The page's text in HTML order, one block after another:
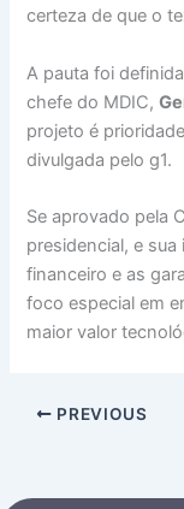
certeza de que o
A pauta foi
chefe do MDIC,
projeto é
divulgada pelo g1.
Se aprovado pela
presidencial, e
financeiro e as
foco especial em
maior valor
PREVIOUS